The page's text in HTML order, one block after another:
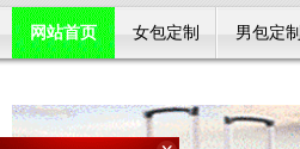
网站首页 女包定制 男包定制